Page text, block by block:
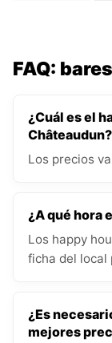
FAQ:
¿Cuál es el
Châteaudun?
Los precios
¿A qué hora
Los happy
ficha del local
¿Es
mejores